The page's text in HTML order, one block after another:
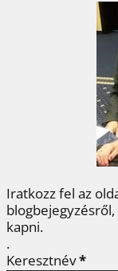
b
o
k
Iratkozz fel az
kapni.
.
Keresztnév*